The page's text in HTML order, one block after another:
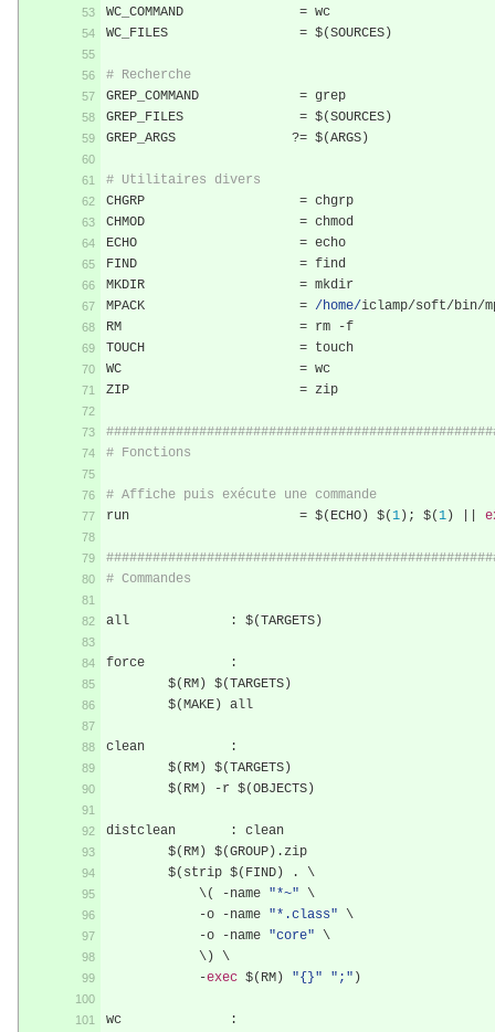
= wc
= $(SOURCES)
# Recherche
= grep
= $(SOURCES)
GREP_ARGS ?= $(ARGS)
# Utilitaires divers
= chgrp
= chmod
= echo
= find
= mkdir
= /home/iclamp/soft/bin/
= rm -f
= touch
= wc
= zip
# Fonctions
# Affiche puis exécute une commande
= $( ECHO) $(1); $(1)
# Commandes
all : $(TARGETS)
force
:
	$
( RM) $(TARGETS)
	$
(MAKE) all
clean
:
	$
( RM) $(TARGETS)
	$
( RM) -r $(OBJECTS)
distclean :
clean
	$
( RM) $(GROUP).zip
	$
( strip $( FIND) .
\
	    \(
-name "*~" \
-o -name "*.class" \
-o -name "core" \
	    \) \
-exec $( RM) "{}" ";" )
wc
: